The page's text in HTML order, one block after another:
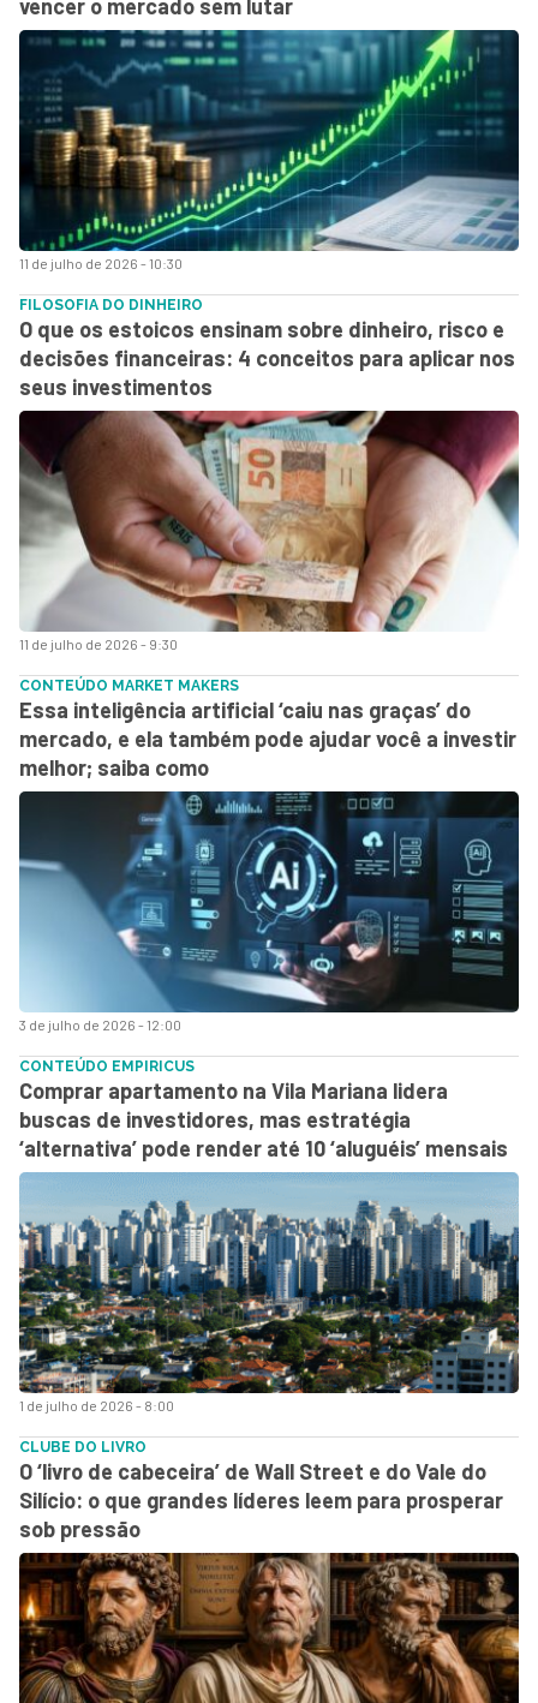
11 de julho de 2026 - 10:30
vencer o mercado sem lutar
11 de julho de 2026 - 9:30
FILOSOFIA DO DINHEIRO
O que os estoicos ensinam sobre dinheiro, risco e
decisões financeiras: 4 conceitos para aplicar nos
seus investimentos
3 de julho de 2026 - 12:00
CONTEÚDO MARKET MAKERS
Essa inteligência artificial ‘caiu nas graças’ do
mercado, e ela também pode ajudar você a investir
melhor; saiba como
1 de julho de 2026 - 8:00
CONTEÚDO EMPIRICUS
Comprar apartamento na Vila Mariana lidera
buscas de investidores, mas estratégia
‘alternativa’ pode render até 10 ‘aluguéis’ mensais
CLUBE DO LIVRO
O ‘livro de cabeceira’ de Wall Street e do Vale do
Silício: o que grandes líderes leem para prosperar
sob pressão